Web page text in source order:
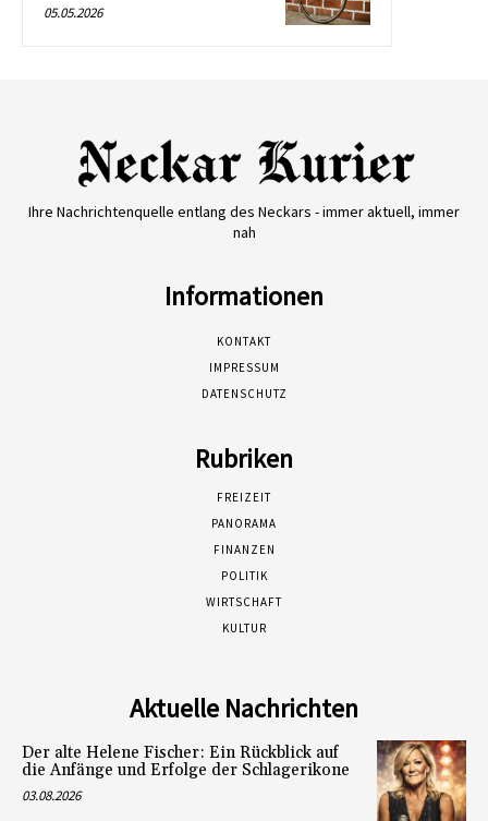
05.05.2026
Ihre Nachrichtenquelle entlang des Neckars - immer aktuell, immer
nah
Informationen
KONTAKT
IMPRESSUM
DATENSCHUTZ
Rubriken
FREIZEIT
PANORAMA
FINANZEN
POLITIK
WIRTSCHAFT
KULTUR
Aktuelle Nachrichten
Der alte Helene Fischer: Ein Rückblick auf
die Anfänge und Erfolge der Schlagerikone
03.08.2026